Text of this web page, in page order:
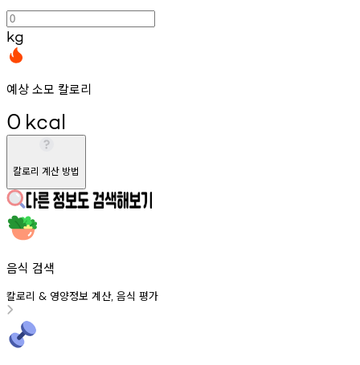
kg
예상 소모 칼로리
0 kcal
칼로리 계산 방법
음식 검색
칼로리 & 영양정보 계산, 음식 평가